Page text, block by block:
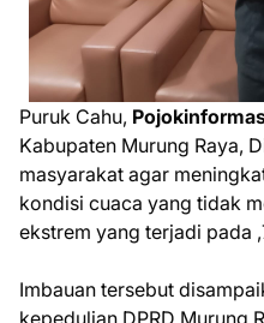
Puruk Cahu,
Kabupaten Murung Raya,
masyarakat agar
kondisi cuaca yang tidak
ekstrem yang terjadi pada
Imbauan tersebut
kepedulian DPRD Murung